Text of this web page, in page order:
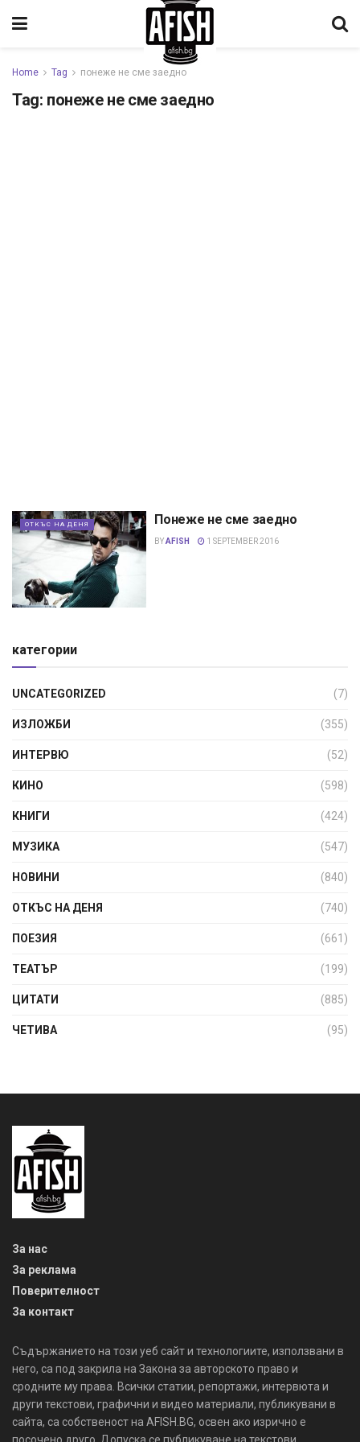
Home Tag понеже не сме заедно
Tag: понеже не сме заедно
ОТКЪС НА ДЕНЯ Понеже не сме заедно
BYAFISH 1 SEPTEMBER 2016
категории
UNCATEGORIZED (7)
ИЗЛОЖБИ (355)
ИНТЕРВЮ (52)
КИНО (598)
КНИГИ (424)
МУЗИКА (547)
НОВИНИ (840)
ОТКЪС НА ДЕНЯ (740)
ПОЕЗИЯ (661)
ТЕАТЪР (199)
ЦИТАТИ (885)
ЧЕТИВА (95)
За нас
За реклама
Поверителност
За контакт
Съдържанието на този уеб сайт и технологиите, използвани в
него, са под закрила на Закона за авторското право и
сродните му права. Всички статии, репортажи, интервюта и
други текстови, графични и видео материали, публикувани в
сайта, са собственост на AFISH.BG, освен ако изрично е
посочено друго. Допуска се публикуване на текстови